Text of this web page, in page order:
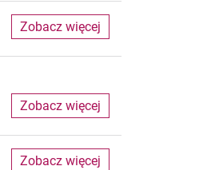
Zobacz więcej
Zobacz więcej
Zobacz więcej